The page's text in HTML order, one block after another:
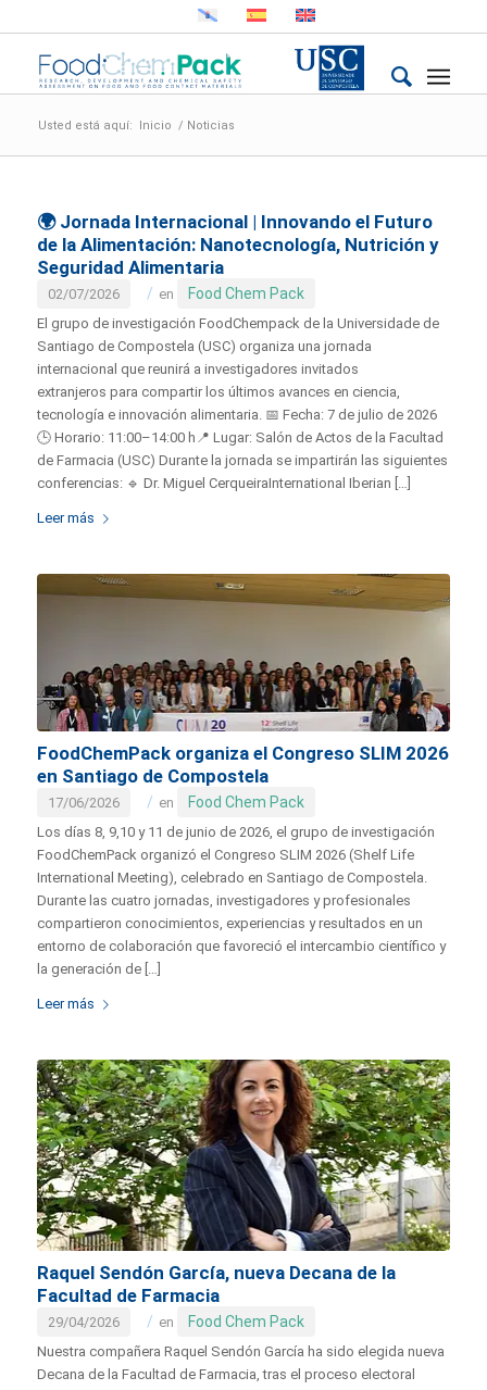
Usted está aquí: Inicio / Noticias
🌍 Jornada Internacional | Innovando el Futuro
de la Alimentación: Nanotecnología, Nutrición y
Seguridad Alimentaria
02/07/2026 / en Food Chem Pack
El grupo de investigación FoodChempack de la Universidade de
Santiago de Compostela (USC) organiza una jornada
internacional que reunirá a investigadores invitados
extranjeros para compartir los últimos avances en ciencia,
tecnología e innovación alimentaria. 📅 Fecha: 7 de julio de 2026
🕒 Horario: 11:00–14:00 h📍 Lugar: Salón de Actos de la Facultad
de Farmacia (USC) Durante la jornada se impartirán las siguientes
conferencias: 🔹 Dr. Miguel CerqueiraInternational Iberian […]
Leer más
FoodChemPack organiza el Congreso SLIM 2026
en Santiago de Compostela
17/06/2026 / en Food Chem Pack
Los días 8, 9,10 y 11 de junio de 2026, el grupo de investigación
FoodChemPack organizó el Congreso SLIM 2026 (Shelf Life
International Meeting), celebrado en Santiago de Compostela.
Durante las cuatro jornadas, investigadores y profesionales
compartieron conocimientos, experiencias y resultados en un
entorno de colaboración que favoreció el intercambio científico y
la generación de […]
Leer más
Raquel Sendón García, nueva Decana de la
Facultad de Farmacia
29/04/2026 / en Food Chem Pack
Nuestra compañera Raquel Sendón García ha sido elegida nueva
Decana de la Facultad de Farmacia, tras el proceso electoral